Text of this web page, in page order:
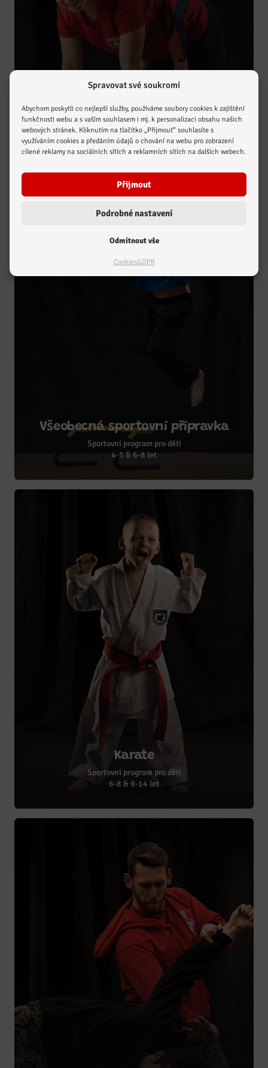
Spravovat své soukromí
Abychom poskytli co nejlepší služby, používáme soubory cookies k zajištění
funkčnosti webu a s vaším souhlasem i mj. k personalizaci obsahu našich
webových stránek. Kliknutím na tlačítko „Přijmout“ souhlasíte s
využíváním cookies a předáním údajů o chování na webu pro zobrazení
cílené reklamy na sociálních sítích a reklamních sítích na dalších webech.
Přijmout
Odmítnout vše
Podrobné nastavení
CookiesGDPR
Sportovní program pro děti
2,5-3,5 let
Všeobecná sportovní přípravka
Sportovní program pro děti
4-5 & 6-8 let
Karate
Sportovní program pro děti
6-8 & 9-14 let